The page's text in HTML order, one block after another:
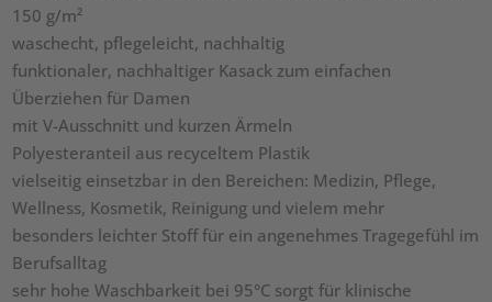
150 g/m²
waschecht, pflegeleicht, nachhaltig
funktionaler, nachhaltiger Kasack zum einfachen
Überziehen für Damen
mit V-Ausschnitt und kurzen Ärmeln
Polyesteranteil aus recyceltem Plastik
vielseitig einsetzbar in den Bereichen: Medizin, Pflege,
Wellness, Kosmetik, Reinigung und vielem mehr
besonders leichter Stoff für ein angenehmes Tragegefühl im
Berufsalltag
sehr hohe Waschbarkeit bei 95°C sorgt für klinische